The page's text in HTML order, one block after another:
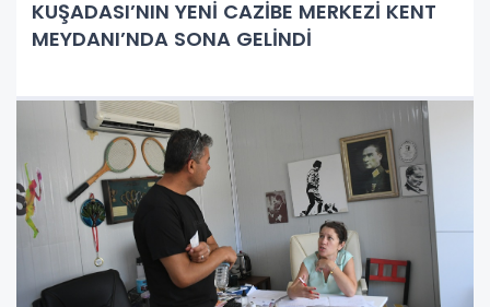
KUŞADASI’NIN YENİ CAZİBE MERKEZİ KENT
MEYDANI’NDA SONA GELİNDİ